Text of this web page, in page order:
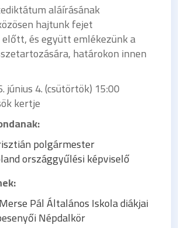
aláírásának
hajtunk fejet
és együtt emlékezünk a
határokon innen
június 4. (csütörtök) 15:00
kertje
polgármester
országgyűlési képviselő
Pál Általános Iskola diákjai
Népdalkör